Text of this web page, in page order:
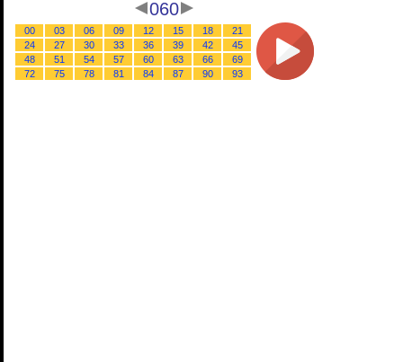
060
00 03 06 09 12 15 18
21
24
27 30 33 36 39 42
45
48
51 54 57 60 63 66
69
72
75 78 81 84 87 90 93